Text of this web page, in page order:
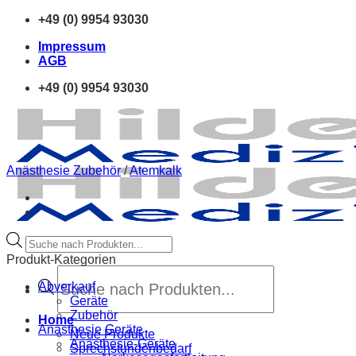
Zum
springen
+49 (0) 9954 93030
Impressum
AGB
+49 (0) 9954 93030
search
Home
Neue Produkte
Sprechstundenbedarf
Anästhesie Zubehör /Atemkalk
Products
search
Produkt-Kategorien
Abverkauf
Geräte
Zubehör
Anästhesie Geräte
Anästhesie-Geräte